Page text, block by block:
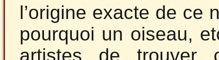
l’origine exacte de ce
pourquoi un oiseau,
artistes de trouver